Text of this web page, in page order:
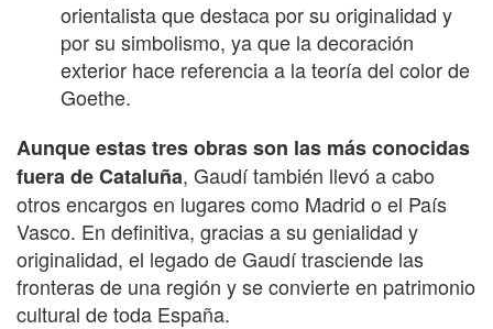
orientalista que destaca por su originalidad y
por su simbolismo, ya que la decoración
exterior hace referencia a la teoría del color de
Goethe.
Aunque estas tres obras son las más conocidas
fuera de Cataluña, Gaudí también llevó a cabo
otros encargos en lugares como Madrid o el País
Vasco. En definitiva, gracias a su genialidad y
originalidad, el legado de Gaudí trasciende las
fronteras de una región y se convierte en patrimonio
cultural de toda España.